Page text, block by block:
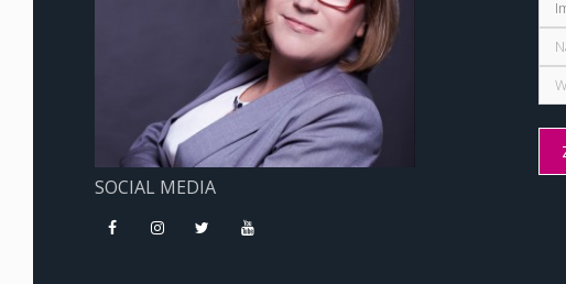
SOCIAL MEDIA